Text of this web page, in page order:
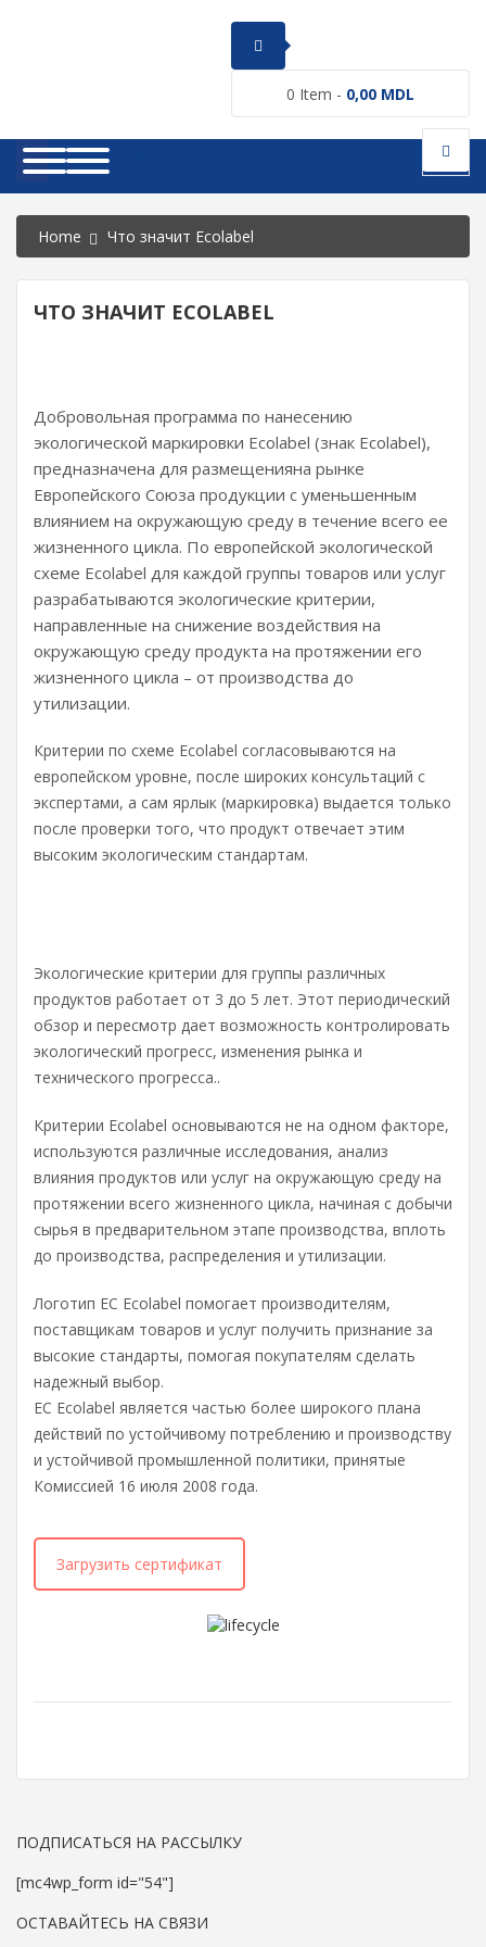
0 Item - 0,00 MDL
Home Что значит Ecolabel
ЧТО ЗНАЧИТ ECOLABEL
Добровольная программа по нанесению
экологической маркировки Ecolabel (знак Ecolabel),
предназначена для размещенияна рынке
Европейского Союза продукции с уменьшенным
влиянием на окружающую среду в течение всего ее
жизненного цикла. По европейской экологической
схеме Ecolabel для каждой группы товаров или услуг
разрабатываются экологические критерии,
направленные на снижение воздействия на
окружающую среду продукта на протяжении его
жизненного цикла – от производства до
утилизации.
Критерии по схеме Ecolabel согласовываются на
европейском уровне, после широких консультаций с
экспертами, а сам ярлык (маркировка) выдается только
после проверки того, что продукт отвечает этим
высоким экологическим стандартам.
Экологические критерии для группы различных
продуктов работает от 3 до 5 лет. Этот периодический
обзор и пересмотр дает возможность контролировать
экологический прогресс, изменения рынка и
технического прогресса..
Критерии Ecolabel основываются не на одном факторе,
используются различные исследования, анализ
влияния продуктов или услуг на окружающую среду на
протяжении всего жизненного цикла, начиная с добычи
сырья в предварительном этапе производства, вплоть
до производства, распределения и утилизации.
Логотип EC Ecolabel помогает производителям,
поставщикам товаров и услуг получить признание за
высокие стандарты, помогая покупателям сделать
надежный выбор.
ЕС Ecolabel является частью более широкого плана
действий по устойчивому потреблению и производству
и устойчивой промышленной политики, принятые
Комиссией 16 июля 2008 года.
Загрузить сертификат
ПОДПИСАТЬСЯ НА РАССЫЛКУ
[mc4wp_form id="54"]
ОСТАВАЙТЕСЬ НА СВЯЗИ